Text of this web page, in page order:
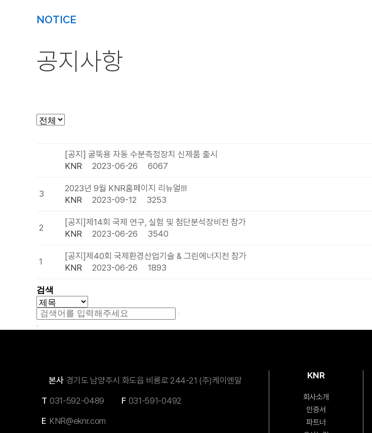
NOTICE
공지사항
[공지] 굴뚝용 자동 수분측정장치 신제품 출시
KNR
2023-06-26 6067
3
2023년 9월 KNR홈페이지 리뉴얼!!!
KNR
2023-09-12 3253
2
[공지]제14회 국제 연구, 실험 및 첨단분석장비전 참가
KNR
2023-06-26 3540
1
[공지]제40회 국제환경산업기술 & 그린에너지전 참가
KNR
2023-06-26 1893
검색
본사 경기도 남양주시 화도읍 비룡로 244-21 (주)케이엔알
T 031-592-0489 F 031-591-0492
E KNR@eknr.com
KNR
회사소개
인증서
파트너